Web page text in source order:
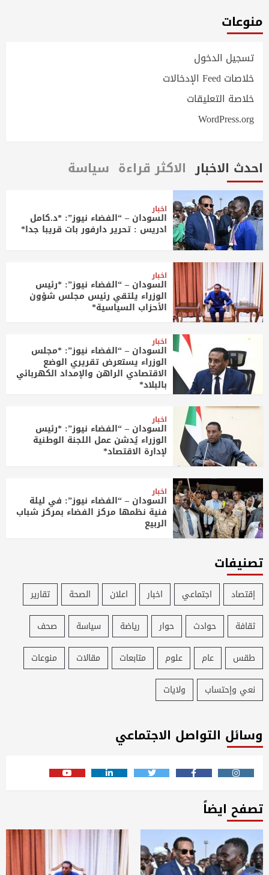
منوعات
تسجيل الدخول
خلاصات Feed الإدخالات
خلاصة التعليقات
WordPress.org
احدث الاخبار الاكثر قراءة سياسة
اخبار
السودان – “الفضاء نيوز”: *د.كامل
ادريس : تحرير دارفور بات قريبا جدا*
اخبار
السودان – “الفضاء نيوز”: *رئيس
الوزراء يلتقي رئيس مجلس شؤون
الأحزاب السياسية*
اخبار
السودان – “الفضاء نيوز”: *مجلس
الوزراء يستعرض تقريري الوضع
الاقتصادي الراهن والإمداد الكهربائي
بالبلاد*
اخبار
السودان – “الفضاء نيوز”: *رئيس
الوزراء يُدشن عمل اللجنة الوطنية
لإدارة الاقتصاد*
اخبار
السودان – “الفضاء نيوز”: في ليلة
فنية نظمها مركز الفضاء بمركز شباب
الربيع
تصنيفات
إقتصاد اجتماعي اخبار اعلان الصحة
تقارير
ثقافة
حوادث حوار رياضة سياسة
صحف
طقس
عام علوم متابعات مقالات
منوعات
نعي وإحتساب
ولايات
وسائل التواصل الاجتماعي
Instagram
Facebook
Twitter
Linkedin
Youtube
تصفح ايضاً